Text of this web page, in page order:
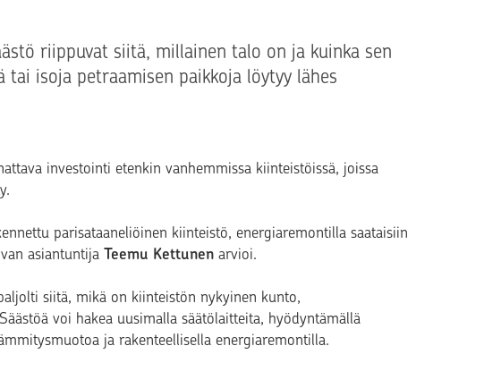
riippuvat siitä, millainen talo on ja kuinka sen
tai isoja petraamisen paikkoja löytyy lähes
investointi etenkin vanhemmissa kiinteistöissä, joissa
parisataaneliöinen kiinteistö, energiaremontilla saataisiin
asiantuntijaTeemu Kettunen arvioi.
siitä, mikä on kiinteistön nykyinen kunto,
voi hakea uusimalla säätölaitteita, hyödyntämällä
ja rakenteellisella energiaremontilla.